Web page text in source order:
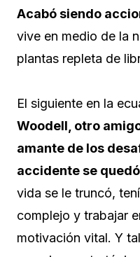
Acabó siendo
vive en medio de la
plantas repleta de
El siguiente en la
Woodell, otro
amante de los
accidente se
vida se le truncó,
complejo y trabajar
motivación vital. Y